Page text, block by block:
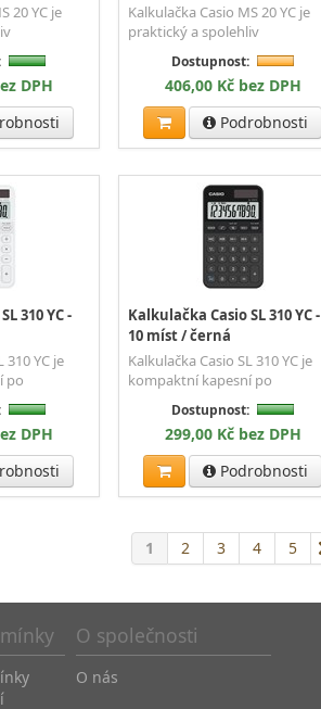
20 YC je
DPH
Kalkulačka Casio MS 20 YC je
praktický a spolehliv
Dostupnost:
406,00 Kč bez DPH
Podrobnosti
310 YC -
310 YC je
po
DPH
Kalkulačka Casio SL 310 YC -
10 míst / černá
Kalkulačka Casio SL 310 YC je
kompaktní kapesní po
Dostupnost:
299,00 Kč bez DPH
Podrobnosti
1 2 3 4 5
O společnosti
O nás